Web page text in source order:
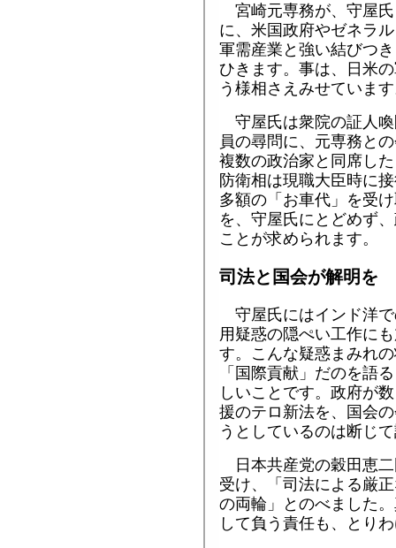
宮崎元専務が、守屋
に、米国政府やゼネラ
軍需産業と強い結びつ
ひきます。事は、日米
う様相さえみせていま
守屋氏は衆院の証人
員の尋問に、元専務と
複数の政治家と同席し
防衛相は現職大臣時に
多額の「お車代」を受
を、守屋氏にとどめず
ことが求められます。
司法と国会が解明を
守屋氏にはインド洋
用疑惑の隠ぺい工作に
す。こんな疑惑まみれ
「国際貢献」だのを語
しいことです。政府が
援のテロ新法を、国会
うとしているのは断じ
日本共産党の穀田恵
受け、「司法による厳
の両輪」とのべました
して負う責任も、とり